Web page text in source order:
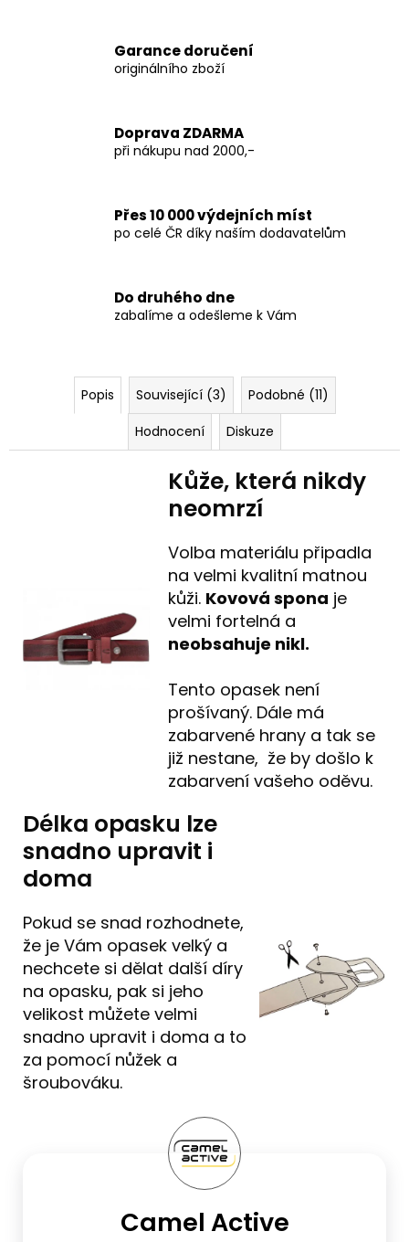
Garance doručení
originálního zboží
Doprava ZDARMA
při nákupu nad 2000,-
Přes 10 000 výdejních míst
po celé ČR díky naším dodavatelům
Do druhého dne
zabalíme a odešleme k Vám
Popis Související (3)
Podobné (11)
Hodnocení
Diskuze
Kůže, která nikdy
neomrzí
Volba materiálu připadla
na velmi kvalitní matnou
kůži. Kovová spona je
velmi fortelná a
neobsahuje nikl.
Tento opasek není
prošívaný. Dále má
zabarvené hrany a tak se
již nestane, že by došlo k
zabarvení vašeho oděvu.
Délka opasku lze
snadno upravit i
doma
Pokud se snad rozhodnete,
že je Vám opasek velký a
nechcete si dělat další díry
na opasku, pak si jeho
velikost můžete velmi
snadno upravit i doma a to
za pomocí nůžek a
šroubováku.
Camel Active